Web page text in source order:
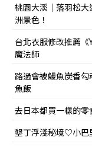
桃園大溪｜落羽松
洲景色！
台北衣服修改推薦
魔法師
路過會被鰻魚炭香勾
魚飯
去日本都買一樣的零
墾丁浮淺秘境♡小巴